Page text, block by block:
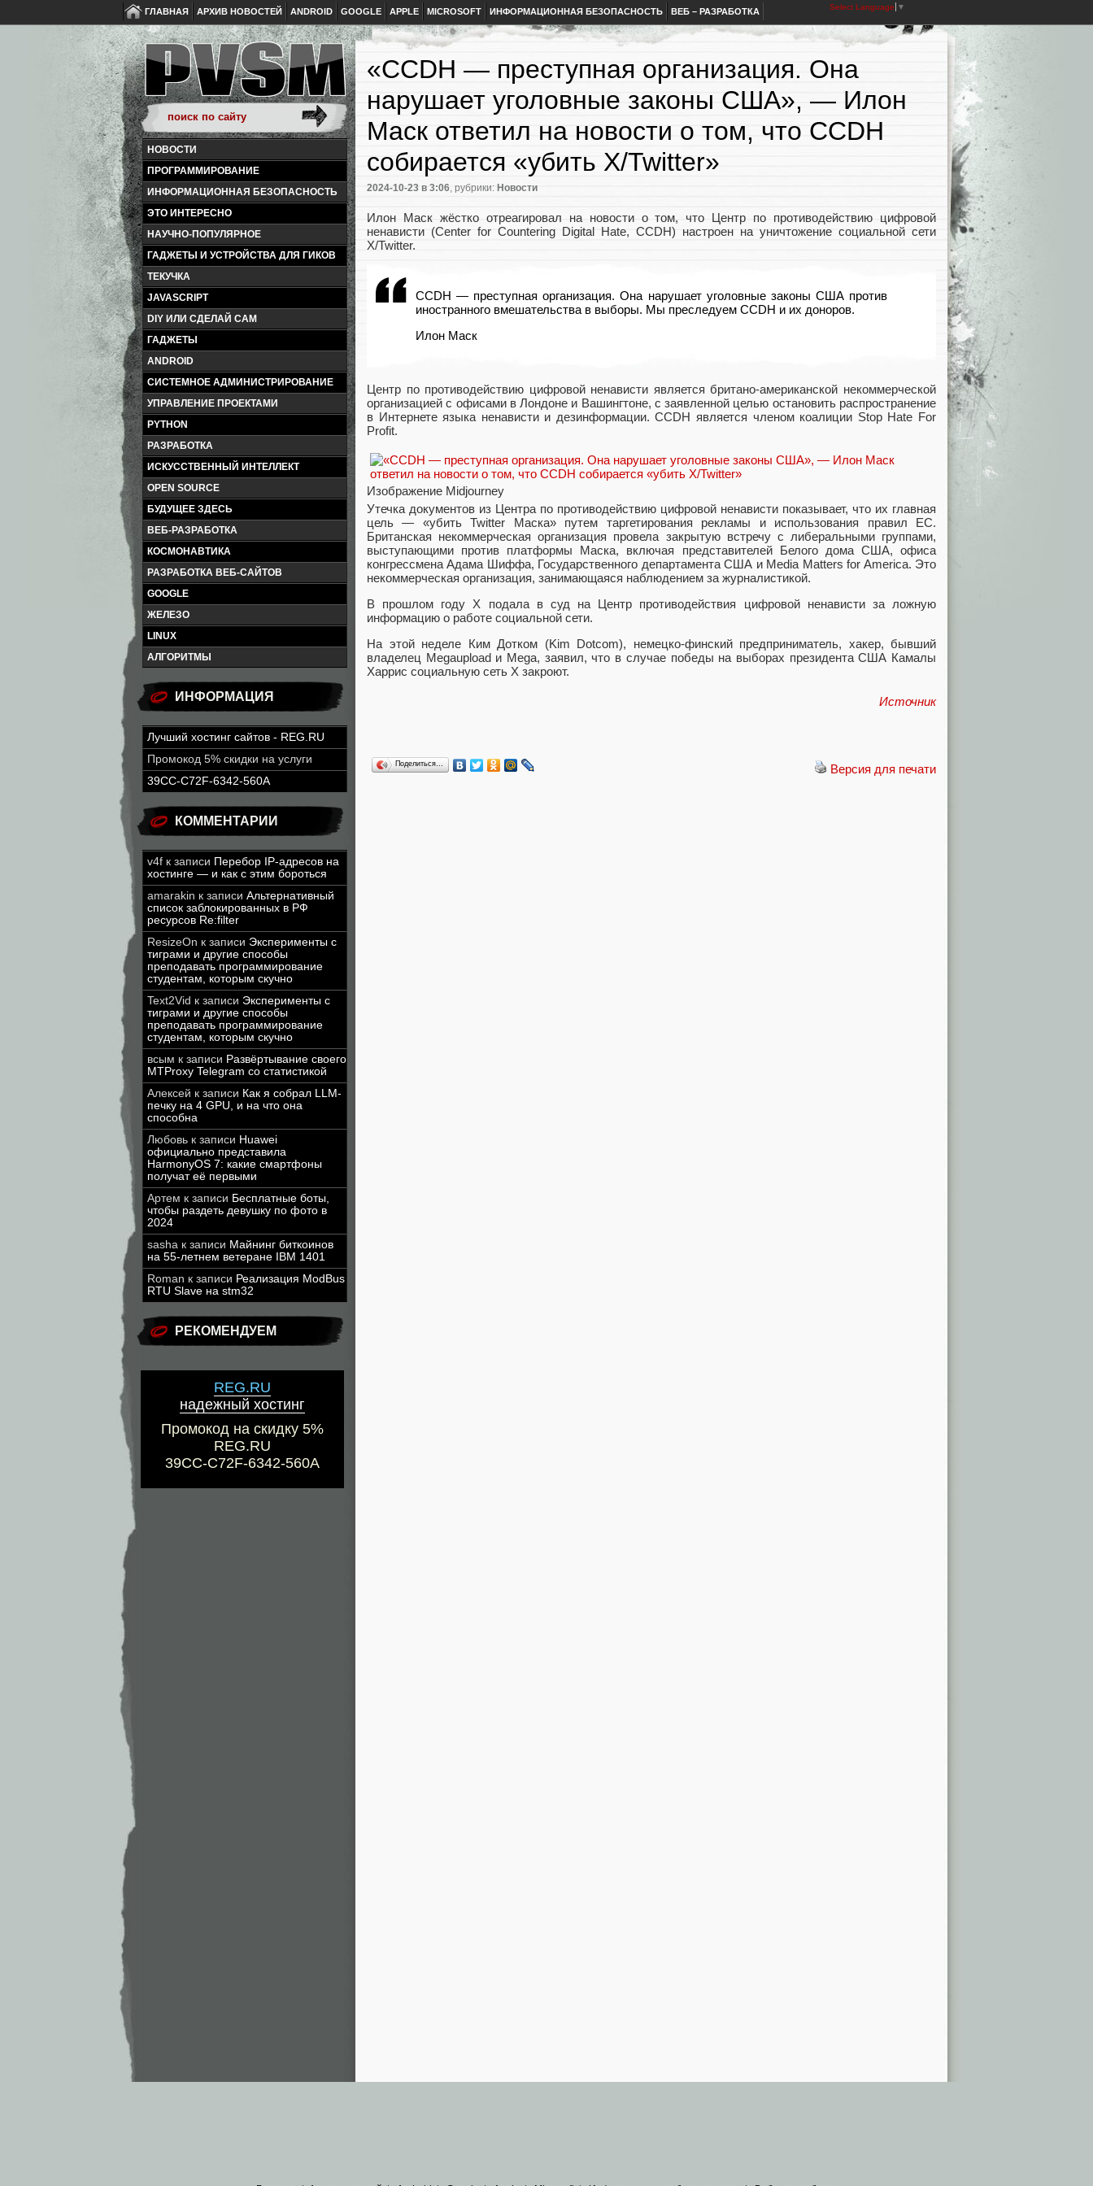
ГЛАВНАЯ АРХИВ НОВОСТЕЙ ANDROID GOOGLE APPLE MICROSOFT ИНФОРМАЦИОННАЯ БЕЗОПАСНОСТЬ ВЕБ – РАЗРАБОТКА Select Language ▼
НОВОСТИ
ПРОГРАММИРОВАНИЕ
ИНФОРМАЦИОННАЯ БЕЗОПАСНОСТЬ
ЭТО ИНТЕРЕСНО
НАУЧНО-ПОПУЛЯРНОЕ
ГАДЖЕТЫ И УСТРОЙСТВА ДЛЯ ГИКОВ
ТЕКУЧКА
JAVASCRIPT
DIY ИЛИ СДЕЛАЙ САМ
ГАДЖЕТЫ
ANDROID
СИСТЕМНОЕ АДМИНИСТРИРОВАНИЕ
УПРАВЛЕНИЕ ПРОЕКТАМИ
PYTHON
РАЗРАБОТКА
ИСКУССТВЕННЫЙ ИНТЕЛЛЕКТ
OPEN SOURCE
БУДУЩЕЕ ЗДЕСЬ
ВЕБ-РАЗРАБОТКА
КОСМОНАВТИКА
РАЗРАБОТКА ВЕБ-САЙТОВ
GOOGLE
ЖЕЛЕЗО
LINUX
АЛГОРИТМЫ
ИНФОРМАЦИЯ
Лучший хостинг сайтов - REG.RU
Промокод 5% скидки на услуги
39CC-C72F-6342-560A
КОММЕНТАРИИ
v4f к записи Перебор IP-адресов на
хостинге — и как с этим бороться
amarakin к записи Альтернативный
список заблокированных в РФ
ресурсов Re:filter
ResizeOn к записи Эксперименты с
тиграми и другие способы
преподавать программирование
студентам, которым скучно
Text2Vid к записи Эксперименты с
тиграми и другие способы
преподавать программирование
студентам, которым скучно
всым к записи Развёртывание своего
MTProxy Telegram со статистикой
Алексей к записи Как я собрал LLM-
печку на 4 GPU, и на что она
способна
Любовь к записи Huawei
официально представила
HarmonyOS 7: какие смартфоны
получат её первыми
Артем к записи Бесплатные боты,
чтобы раздеть девушку по фото в
2024
sasha к записи Майнинг биткоинов
на 55-летнем ветеране IBM 1401
Roman к записи Реализация ModBus
RTU Slave на stm32
РЕКОМЕНДУЕМ
REG.RU
надежный хостинг
Промокод на скидку 5%
REG.RU
39CC-C72F-6342-560A
«CCDH — преступная организация. Она
нарушает уголовные законы США», — Илон
Маск ответил на новости о том, что CCDH
собирается «убить X/Twitter»
2024-10-23 в 3:06, рубрики: Новости
Илон Маск жёстко отреагировал на новости о том, что Центр по противодействию цифровой
ненависти (Center for Countering Digital Hate, CCDH) настроен на уничтожение социальной сети
X/Twitter.
CCDH — преступная организация. Она нарушает уголовные законы США против
иностранного вмешательства в выборы. Мы преследуем CCDH и их доноров.
Илон Маск
Центр по противодействию цифровой ненависти является британо-американской некоммерческой
организацией с офисами в Лондоне и Вашингтоне, с заявленной целью остановить распространение
в Интернете языка ненависти и дезинформации. CCDH является членом коалиции Stop Hate For
Profit.
Изображение Midjourney
Утечка документов из Центра по противодействию цифровой ненависти показывает, что их главная
цель — «убить Twitter Маска» путем таргетирования рекламы и использования правил ЕС.
Британская некоммерческая организация провела закрытую встречу с либеральными группами,
выступающими против платформы Маска, включая представителей Белого дома США, офиса
конгрессмена Адама Шиффа, Государственного департамента США и Media Matters for America. Это
некоммерческая организация, занимающаяся наблюдением за журналистикой.
В прошлом году X подала в суд на Центр противодействия цифровой ненависти за ложную
информацию о работе социальной сети.
На этой неделе Ким Дотком (Kim Dotcom), немецко-финский предприниматель, хакер, бывший
владелец Megaupload и Mega, заявил, что в случае победы на выборах президента США Камалы
Харрис социальную сеть X закроют.
Источник
Версия для печати
Поделиться…